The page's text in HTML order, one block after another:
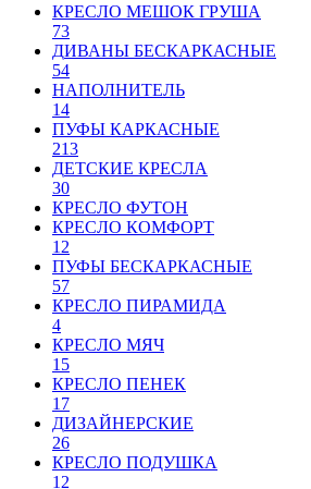
КРЕСЛО МЕШОК ГРУША
73
ДИВАНЫ БЕСКАРКАСНЫЕ
54
НАПОЛНИТЕЛЬ
14
ПУФЫ КАРКАСНЫЕ
213
ДЕТСКИЕ КРЕСЛА
30
КРЕСЛО ФУТОН
КРЕСЛО КОМФОРТ
12
ПУФЫ БЕСКАРКАСНЫЕ
57
КРЕСЛО ПИРАМИДА
4
КРЕСЛО МЯЧ
15
КРЕСЛО ПЕНЕК
17
ДИЗАЙНЕРСКИЕ
26
КРЕСЛО ПОДУШКА
12